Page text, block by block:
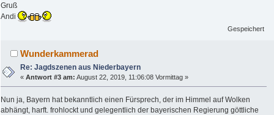
Gruß
Andi
Gespeichert
Wunderkammerad
Re: Jagdszenen aus Niederbayern
«Antwort #3 am: August 22, 2019, 11:06:08 Vormittag »
Nun ja, Bayern hat bekanntlich einen Fürsprech, der im Himmel auf Wolken
abhängt, harft. frohlockt und gelegentlich der bayerischen Regierung göttliche